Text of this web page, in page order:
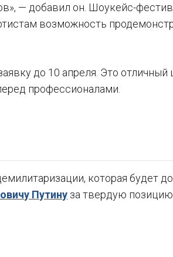
— добавил он. Шоукейс-
возможность
до 10 апреля. Это отличный
профессионалами.
которая будет
Путину за твердую